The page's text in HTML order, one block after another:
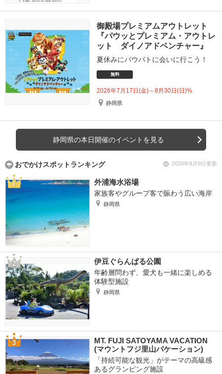
御殿場プレミアムアウトレット
『パウッとプレミアム・アウトレ
ット ダイノアドベンチャー』
夏休みにパウパトに会いに行こう！
無料
2026年7月17日(金)～8月30日(日)%
静岡県
静岡県の本日開催のイベントを見る
おでかけスポットランキング 2026年8月9日更新
外浦海水浴場
家族客やグループ客で賑わう広い海岸
静岡県
伊豆ぐらんぱる公園
年齢層問わず、愛犬も一緒に楽しめる
体験型施設
静岡県
MT. FUJI SATOYAMA VACATION
(マウントフジ里山バケーション)
「持続可能な観光」がテーマの高級感
あるグランピング施設